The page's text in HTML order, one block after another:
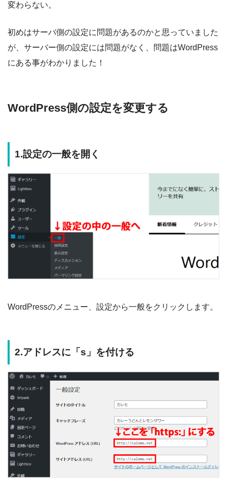
変わらない。
初めはサーバ側の設定に問題があるのかと思っていました
が、サーバー側の設定には問題がなく、問題はWordPress
にある事がわかりました！
WordPress側の設定を変更する
1.設定の一般を開く
WordPressのメニュー、設定から一般をクリックします。
2.アドレスに「s」を付ける